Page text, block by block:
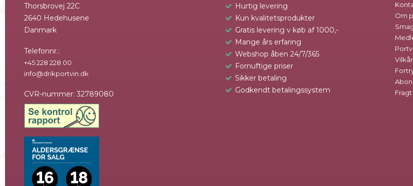
Thorsbrovej 22C
2640 Hedehusene
Danmark
Telefonnr.:
+45 228 228 00
info@drikportvin.dk
CVR-nummer: 32789080
Hurtig levering
Kun kvalitetsprodukter
Gratis levering v køb af 1000,-
Mange års erfaring
Webshop åben 24/7/365
Fornuftige priser
Sikker betaling
Godkendt betalingssystem
Om
Vilkår
Fragt